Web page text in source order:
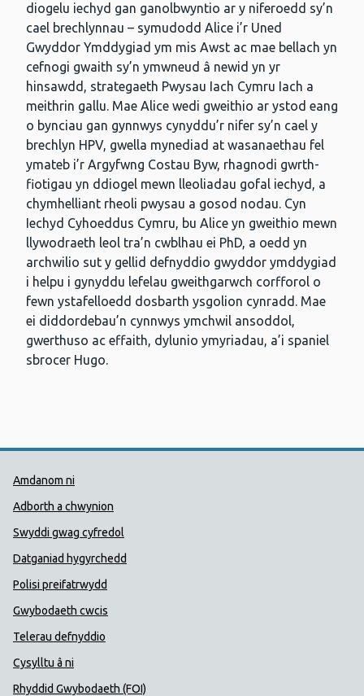
diogelu iechyd gan ganolbwyntio ar y niferoedd sy’n
cael brechlynnau – symudodd Alice i’r Uned
Gwyddor Ymddygiad ym mis Awst ac mae bellach yn
cefnogi gwaith sy’n ymwneud â newid yn yr
hinsawdd, strategaeth Pwysau Iach Cymru Iach a
meithrin gallu. Mae Alice wedi gweithio ar ystod eang
o bynciau gan gynnwys cynyddu’r nifer sy’n cael y
brechlyn HPV, gwella mynediad at wasanaethau fel
ymateb i’r Argyfwng Costau Byw, rhagnodi gwrth-
fiotigau yn ddiogel mewn lleoliadau gofal iechyd, a
chymhelliant rheoli pwysau a gosod nodau. Cyn
Iechyd Cyhoeddus Cymru, bu Alice yn gweithio mewn
llywodraeth leol tra’n cwblhau ei PhD, a oedd yn
archwilio sut y gellid defnyddio gwyddor ymddygiad
i helpu i gynyddu lefelau gweithgarwch corfforol o
fewn ystafelloedd dosbarth ysgolion cynradd. Mae
ei diddordebau’n cynnwys ymchwil ansoddol,
gwerthuso ac effaith, dylunio ymyriadau, a’i spaniel
sbrocer Hugo.
Dolenni Cymorth Iechyd
Amdanom ni
Adborth a chwynion
Swyddi gwag cyfredol
Datganiad hygyrchedd
Polisi preifatrwydd
Gwybodaeth cwcis
Telerau defnyddio
Cysylltu â ni
Rhyddid Gwybodaeth (FOI)